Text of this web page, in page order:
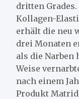
dritten
Kollagen-
erhält die neu
drei Monaten
als die Narben
Weise
nach einem
Produkt